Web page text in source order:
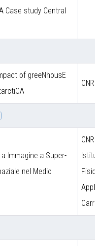
Case study Central
of greeNhousE
CNR
Immagine a Super-
nel Medio
CNR -
Fisica